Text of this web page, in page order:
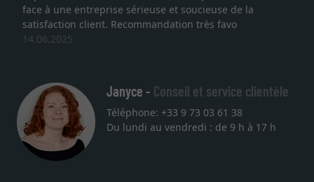
face à une entreprise sérieuse et soucieuse de la
satisfaction client. Recommandation très favo
14.06.2025
Janyce - Conseil et service clientèle
Téléphone: +33 9 73 03 61 38
Du lundi au vendredi : de 9 h à 17 h